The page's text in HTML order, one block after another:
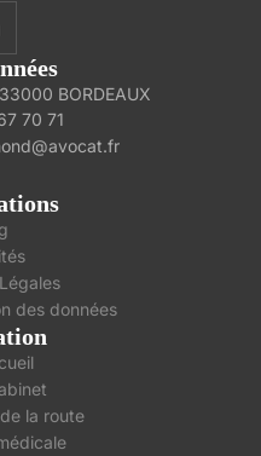
BORDEAUX
70 71
des données
la route